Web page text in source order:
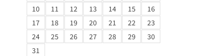
10
11 12 13 14 15
16
17
18 19 20 21 22
23
24
25 26 27 28 29
30
31